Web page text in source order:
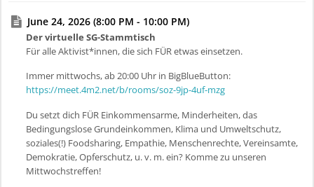
June 24, 2026 (8:00 PM - 10:00 PM)
Der virtuelle SG-Stammtisch
Für alle Aktivist*innen, die sich FÜR etwas einsetzen.
Immer mittwochs, ab 20:00 Uhr in BigBlueButton:
https://meet.4m2.net/b/rooms/soz-9jp-4uf-mzg
Du setzt dich FÜR Einkommensarme, Minderheiten, das
Bedingungslose Grundeinkommen, Klima und Umweltschutz,
soziales(!) Foodsharing, Empathie, Menschenrechte, Vereinsamte,
Demokratie, Opferschutz, u. v. m. ein? Komme zu unseren
Mittwochstreffen!